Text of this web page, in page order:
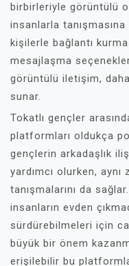
birbirleriyle görüntülü
insanlarla
kişilerle bağlantı
mesajlaşma
görüntülü iletişim,
sunar.
Tokatlı gençler
platformları oldukça
gençlerin arkadaşlık
yardımcı olurken,
tanışmalarını da
insanların evden
sürdürebilmeleri için
büyük bir önem
erişilebilir bu